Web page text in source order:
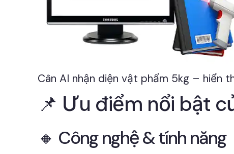
Cân AI nhận diện vật phẩm 5kg – hiển
📌 Ưu điểm nổi bật
🔸 Công nghệ & tính năng